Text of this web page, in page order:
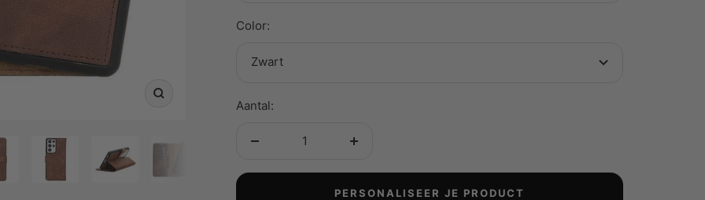
Zoom
Color:
Zwart
Aantal:
verminderen
Aantal
verhogen
PERSONALISEER JE PRODUCT